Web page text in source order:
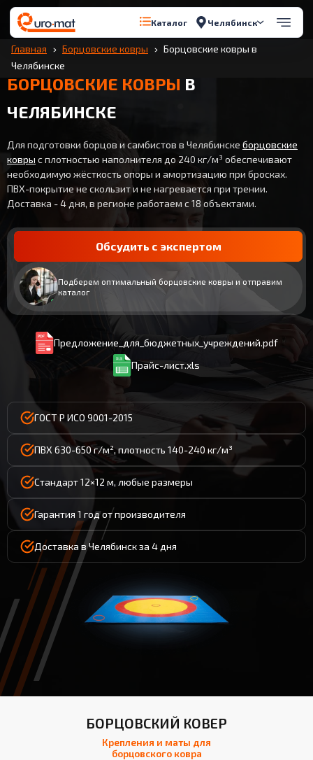
Каталог Челябинск
Главная Борцовские ковры
Борцовские ковры в
Челябинске
БОРЦОВСКИЕ КОВРЫ В
ЧЕЛЯБИНСКЕ
Для подготовки борцов и самбистов в Челябинске борцовские
ковры с плотностью наполнителя до 240 кг/м³ обеспечивают
необходимую жёсткость опоры и амортизацию при бросках.
ПВХ-покрытие не скользит и не нагревается при трении.
Доставка - 4 дня, в регионе работаем с 18 объектами.
Обсудить с экспертом
Подберем оптимальный борцовские ковры и отправим
каталог
Предложение_для_бюджетных_учреждений.pdf
Прайс-лист.xls
ГОСТ Р ИСО 9001-2015
ПВХ 630-650 г/м², плотность 140-240 кг/м³
Стандарт 12×12 м, любые размеры
Гарантия 1 год от производителя
Доставка в Челябинск за 4 дня
БОРЦОВСКИЙ КОВЕР
Крепления и маты для
борцовского ковра